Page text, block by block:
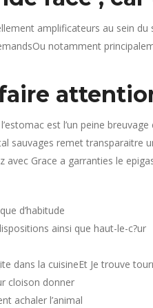
amplificateurs au sein
notamment
est l’un peine
sauvages remet
avec Grace a garranties le
d’habitude
ainsi que haut-le-c?ur
dans la cuisineEt Je trouve
cloison donner
achaler l’animal